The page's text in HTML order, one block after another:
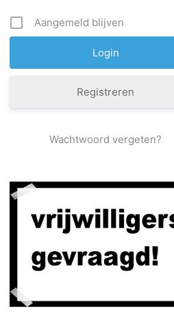
Aangemeld blijven
Registreren
Wachtwoord vergeten?